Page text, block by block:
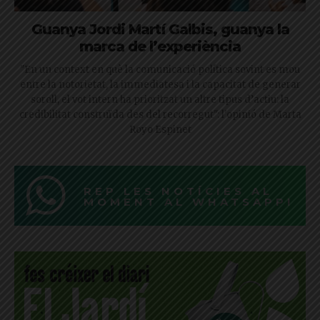
Guanya Jordi Martí Galbis, guanya la
marca de l’experiència
"En un context en què la comunicació política sovint es mou
entre la notorietat, la immediatesa i la capacitat de generar
soroll, el vot intern ha prioritzat un altre tipus d’actiu: la
credibilitat construïda des del recorregut": l'opinió de Marta
Royo Espinet
REP LES NOTÍCIES AL
MOMENT AL WHATSAPP!